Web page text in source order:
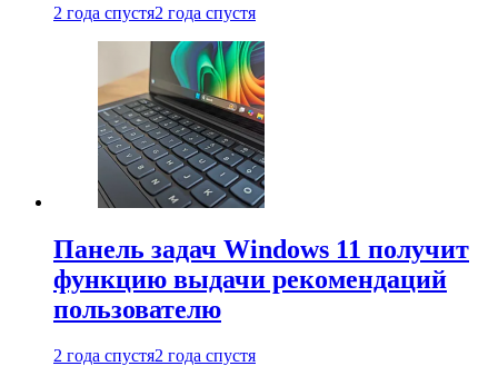
2 года спустя2 года спустя
Панель задач Windows 11 получит
функцию выдачи рекомендаций
пользователю
2 года спустя2 года спустя